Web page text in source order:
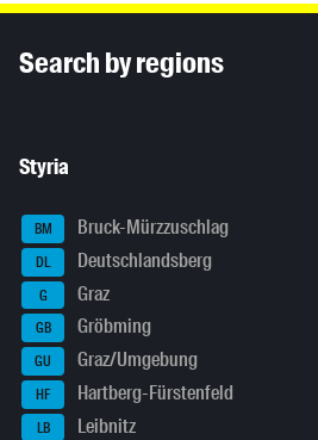
Search by regions
Styria
BM Bruck-Mürzzuschlag
DL Deutschlandsberg
G Graz
GB Gröbming
GU Graz/Umgebung
HF Hartberg-Fürstenfeld
LB Leibnitz